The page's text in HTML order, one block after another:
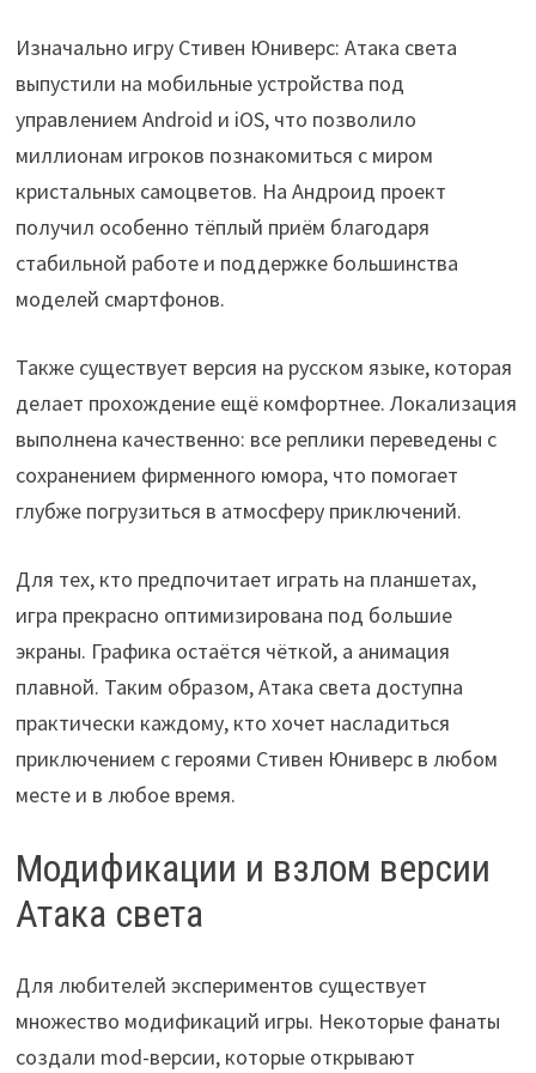
Изначально игру Стивен Юниверс: Атака света
выпустили на мобильные устройства под
управлением Android и iOS, что позволило
миллионам игроков познакомиться с миром
кристальных самоцветов. На Андроид проект
получил особенно тёплый приём благодаря
стабильной работе и поддержке большинства
моделей смартфонов.
Также существует версия на русском языке, которая
делает прохождение ещё комфортнее. Локализация
выполнена качественно: все реплики переведены с
сохранением фирменного юмора, что помогает
глубже погрузиться в атмосферу приключений.
Для тех, кто предпочитает играть на планшетах,
игра прекрасно оптимизирована под большие
экраны. Графика остаётся чёткой, а анимация
плавной. Таким образом, Атака света доступна
практически каждому, кто хочет насладиться
приключением с героями Стивен Юниверс в любом
месте и в любое время.
Модификации и взлом версии
Атака света
Для любителей экспериментов существует
множество модификаций игры. Некоторые фанаты
создали mod-версии, которые открывают